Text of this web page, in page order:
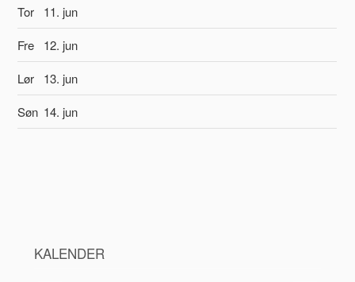
Tor
11. jun
Fre
12. jun
Lør
13. jun
Søn 14. jun
KALENDER